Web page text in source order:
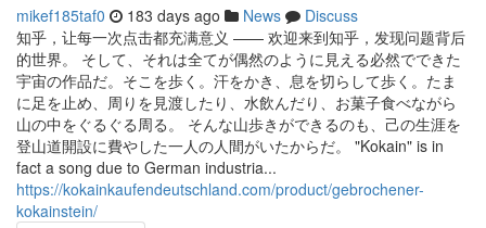
mikef185taf0 183 days ago News
Discuss
知乎，让每一次点击都充满意义 —— 欢迎来到知乎，发现问题背后
的世界。 そして、それは全てが偶然のように見える必然でできた
宇宙の作品だ。そこを歩く。汗をかき、息を切らして歩く。たま
に足を止め、周りを見渡したり、水飲んだり、お菓子食べながら
山の中をぐるぐる周る。 そんな山歩きができるのも、己の生涯を
登山道開設に費やした一人の人間がいたからだ。 "Kokain" is in
fact a song due to German industria...
https://kokainkaufendeutschland.com/product/gebrochener-
kokainstein/